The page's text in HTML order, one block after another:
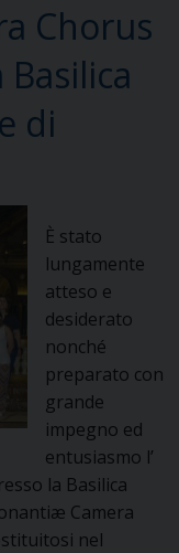
Chorus
di
È stato
lungamente
atteso e
desiderato
nonché
preparato con
grande
impegno ed
entusiasmo l’
la Basilica
Camera
nel